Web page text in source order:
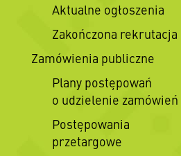
Aktualne ogłoszenia
Zakończona rekrutacja
Zamówienia publiczne
Plany postępowań
o udzielenie zamówień
Postępowania
przetargowe